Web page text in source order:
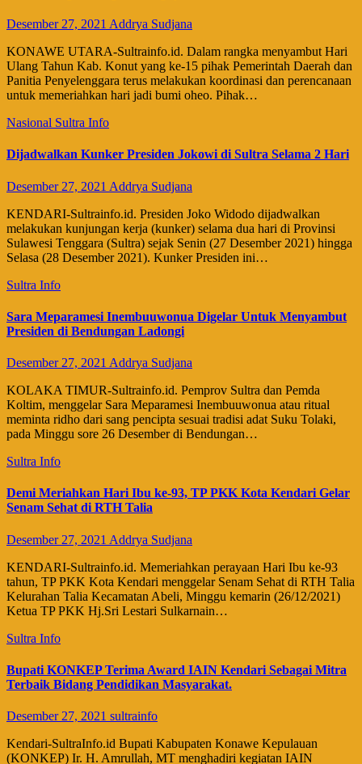
Desember 27, 2021 Addrya Sudjana
KONAWE UTARA-Sultrainfo.id. Dalam rangka menyambut Hari
Ulang Tahun Kab. Konut yang ke-15 pihak Pemerintah Daerah dan
Panitia Penyelenggara terus melakukan koordinasi dan perencanaan
untuk memeriahkan hari jadi bumi oheo. Pihak…
Nasional Sultra Info
Dijadwalkan Kunker Presiden Jokowi di Sultra Selama 2 Hari
Desember 27, 2021 Addrya Sudjana
KENDARI-Sultrainfo.id. Presiden Joko Widodo dijadwalkan
melakukan kunjungan kerja (kunker) selama dua hari di Provinsi
Sulawesi Tenggara (Sultra) sejak Senin (27 Desember 2021) hingga
Selasa (28 Desember 2021). Kunker Presiden ini…
Sultra Info
Sara Meparamesi Inembuuwonua Digelar Untuk Menyambut
Presiden di Bendungan Ladongi
Desember 27, 2021 Addrya Sudjana
KOLAKA TIMUR-Sultrainfo.id. Pemprov Sultra dan Pemda
Koltim, menggelar Sara Meparamesi Inembuuwonua atau ritual
meminta ridho dari sang pencipta sesuai tradisi adat Suku Tolaki,
pada Minggu sore 26 Desember di Bendungan…
Sultra Info
Demi Meriahkan Hari Ibu ke-93, TP PKK Kota Kendari Gelar
Senam Sehat di RTH Talia
Desember 27, 2021 Addrya Sudjana
KENDARI-Sultrainfo.id. Memeriahkan perayaan Hari Ibu ke-93
tahun, TP PKK Kota Kendari menggelar Senam Sehat di RTH Talia
Kelurahan Talia Kecamatan Abeli, Minggu kemarin (26/12/2021)
Ketua TP PKK Hj.Sri Lestari Sulkarnain…
Sultra Info
Bupati KONKEP Terima Award IAIN Kendari Sebagai Mitra
Terbaik Bidang Pendidikan Masyarakat.
Desember 27, 2021 sultrainfo
Kendari-SultraInfo.id Bupati Kabupaten Konawe Kepulauan
(KONKEP) Ir. H. Amrullah, MT menghadiri kegiatan IAIN